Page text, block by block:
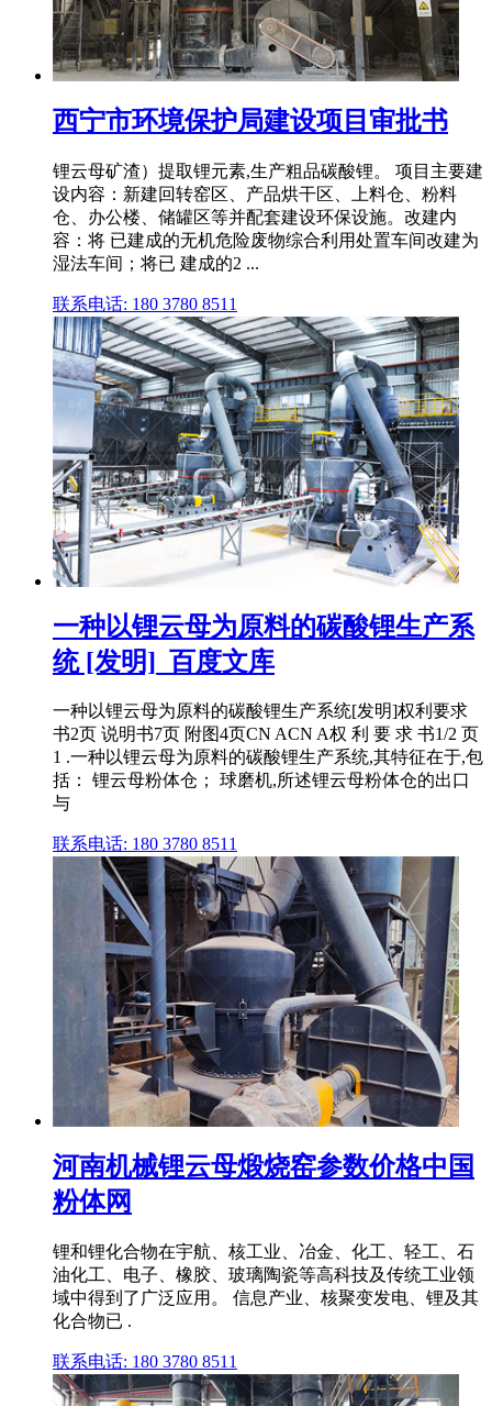
西宁市环境保护局建设项目审批书
锂云母矿渣）提取锂元素,生产粗品碳酸锂。 项目主要建
设内容：新建回转窑区、产品烘干区、上料仓、粉料
仓、办公楼、储罐区等并配套建设环保设施。改建内
容：将 已建成的无机危险废物综合利用处置车间改建为
湿法车间；将已 建成的2 ...
联系电话: 180 3780 8511
一种以锂云母为原料的碳酸锂生产系
统 [发明]_百度文库
一种以锂云母为原料的碳酸锂生产系统[发明]权利要求
书2页 说明书7页 附图4页CN ACN A权 利 要 求 书1/2 页
1 .一种以锂云母为原料的碳酸锂生产系统,其特征在于,包
括： 锂云母粉体仓； 球磨机,所述锂云母粉体仓的出口
与
联系电话: 180 3780 8511
河南机械锂云母煅烧窑参数价格中国
粉体网
锂和锂化合物在宇航、核工业、冶金、化工、轻工、石
油化工、电子、橡胶、玻璃陶瓷等高科技及传统工业领
域中得到了广泛应用。 信息产业、核聚变发电、锂及其
化合物已 .
联系电话: 180 3780 8511